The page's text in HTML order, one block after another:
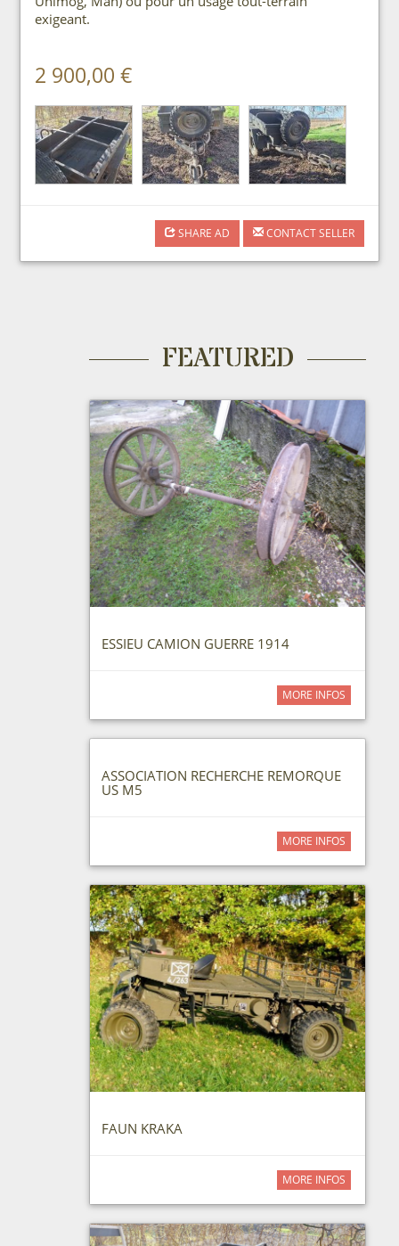
exigeant.
2 900,00 €
SHARE AD CONTACT SELLER
FEATURED
ESSIEU CAMION GUERRE 1914
MORE INFOS
ASSOCIATION RECHERCHE REMORQUE
US M5
MORE INFOS
FAUN KRAKA
MORE INFOS